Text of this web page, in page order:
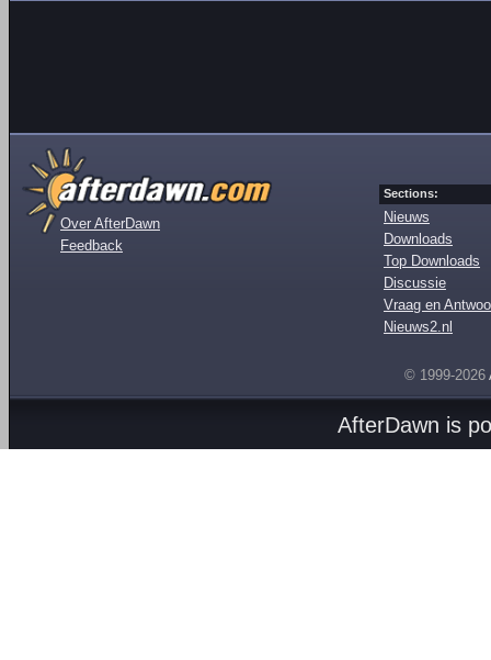
Over AfterDawn
Feedback
Sections:
Nieuws
Downloads
Top Downloads
Discussie
Vraag en
Nieuws2.nl
© 1999-2026
AfterDawn is